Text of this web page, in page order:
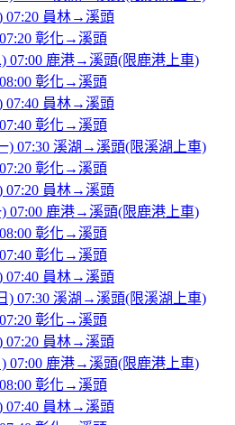
) 07:20 員林→溪頭
07:20 彰化→溪頭
) 07:00 鹿港→溪頭(限鹿港上車)
08:00 彰化→溪頭
) 07:40 員林→溪頭
07:40 彰化→溪頭
) 07:30 溪湖→溪頭(限溪湖上車)
07:20 彰化→溪頭
) 07:20 員林→溪頭
) 07:00 鹿港→溪頭(限鹿港上車)
08:00 彰化→溪頭
07:40 彰化→溪頭
) 07:40 員林→溪頭
) 07:30 溪湖→溪頭(限溪湖上車)
07:20 彰化→溪頭
) 07:20 員林→溪頭
) 07:00 鹿港→溪頭(限鹿港上車)
08:00 彰化→溪頭
) 07:40 員林→溪頭